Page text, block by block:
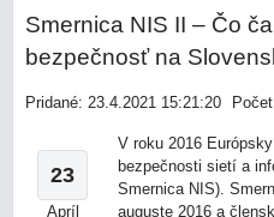
Smernica NIS II – Čo
bezpečnosť na
Pridané: 23.4.2021 15:21:20
23
Apríl
V roku 2016
bezpečnosti sietí a
Smernica NIS).
auguste 2016 a